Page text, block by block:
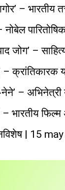
–
नोबेल
जोग’ –
क्रांतिकारक
नेने’ –
– भारतीय
| 15